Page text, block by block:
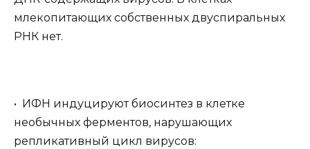
млекопитающих собственных двуспиральных
РНК нет.
• ИФН индуцируют биосинтез в клетке
необычных ферментов, нарушающих
репликативный цикл вирусов: